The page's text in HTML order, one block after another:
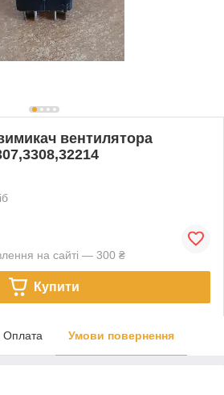
вентилятора
на сайті — 300 ₴
Купити
Оплата Умови повернення